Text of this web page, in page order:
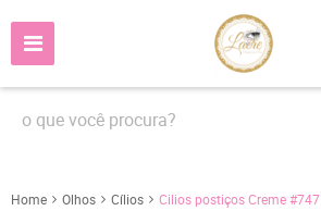
Home Olhos Cílios Cilios postiços Creme #747